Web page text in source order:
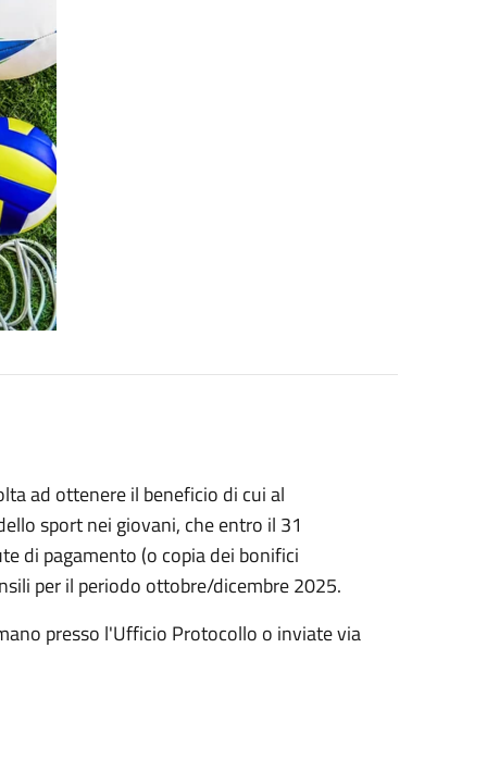
ad ottenere il beneficio di cui al
sport nei giovani, che entro il 31
di pagamento (o copia dei bonifici
per il periodo ottobre/dicembre 2025.
presso l'Ufficio Protocollo o inviate via